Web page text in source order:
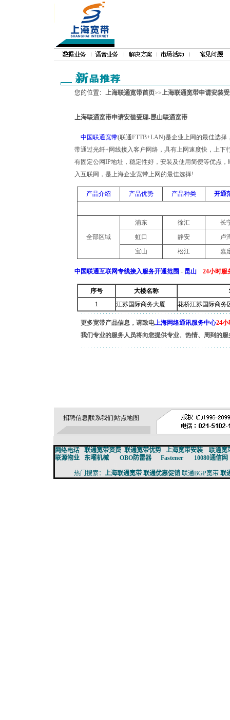
您的位置： 上海联通宽带首页>>上海联通宽带申请安装
上海联通宽带申请安装受理-昆山联通宽带
中国联通宽带(联通FTTB+LAN)是企业上网的最佳选择
带通过光纤+网线接入客户网络，具有上网速度快，上下
有固定公网IP地址，稳定性好，安装及使用简便等优点
入互联网，是上海企业宽带上网的最佳选择!
产品介绍 产品优势 产品种类 开通
全部区域
浦东 徐汇
长
虹口
静安
卢
宝山
松江 嘉
中国联通互联网专线接入服务开通范围 - 昆山 24小时服
序号 大楼名称
1
江苏国际商务大厦 花桥江苏国际商务
更多宽带产品信息，请致电上海网络通讯服务中心24小
我们专业的服务人员将向您提供专业、热情、周到的服
招聘信息 联系我们 站点地图
网络电话 联通宽带资费 联通宽带优势 上海宽带安装 联通宽
联源物业
东曜机械 OBO防雷器 Fastener 10080通信网
热门搜索： 上海联通宽带 联通优惠促销 联通BGP宽带 联